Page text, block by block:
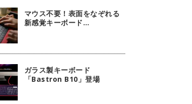
マウス不要！表面をなぞれる
新感覚キーボード
ガラス製キーボード
「Bastron B10」登場